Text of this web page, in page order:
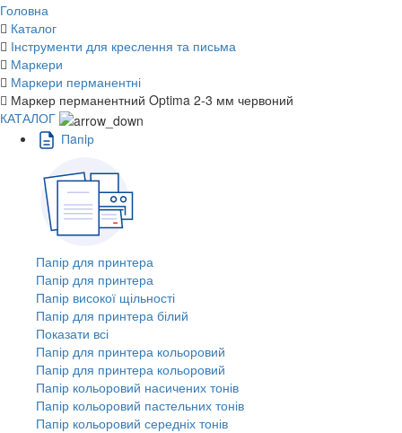
Головна
Каталог
Інструменти для креслення та письма
Маркери
Маркери перманентні
Маркер перманентний Optima 2-3 мм червоний
КАТАЛОГ
Пaпiр
Папір для принтера
Папір для принтера
Папір високої щільності
Папір для принтера білий
Показати всі
Папір для принтера кольоровий
Папір для принтера кольоровий
Папір кольоровий насичених тонів
Папір кольоровий пастельних тонів
Папір кольоровий середніх тонів